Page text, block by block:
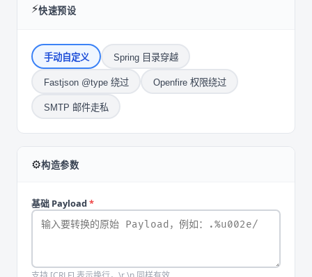
⚡快速预设
手动自定义 Spring 目录穿越
Fastjson @type 绕过 Openfire 权限绕过
SMTP 邮件走私
⚙️构造参数
基础 Payload *